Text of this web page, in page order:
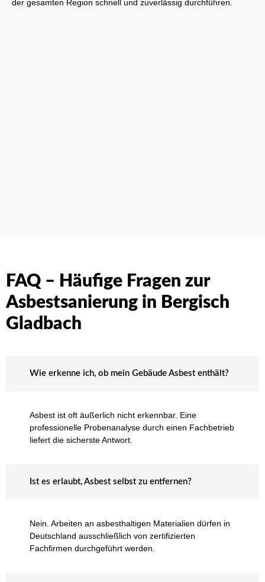
der gesamten Region schnell und zuverlässig durchführen.
FAQ – Häufige Fragen zur
Asbestsanierung in Bergisch
Gladbach
Wie erkenne ich, ob mein Gebäude Asbest enthält?
Asbest ist oft äußerlich nicht erkennbar. Eine
professionelle Probenanalyse durch einen Fachbetrieb
liefert die sicherste Antwort.
Ist es erlaubt, Asbest selbst zu entfernen?
Nein. Arbeiten an asbesthaltigen Materialien dürfen in
Deutschland ausschließlich von zertifizierten
Fachfirmen durchgeführt werden.